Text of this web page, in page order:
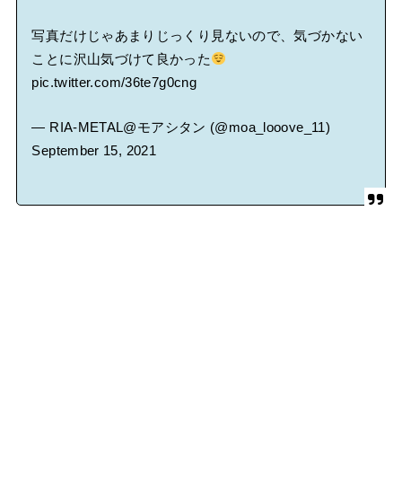
写真だけじゃあまりじっくり見ないので、気づかない
ことに沢山気づけて良かった
pic.twitter.com/36te7g0cng
— RIA-METAL@モアシタン (@moa_looove_11)
September 15, 2021